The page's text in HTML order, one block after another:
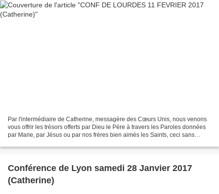
Par l'intermédiaire de Catherine, messagère des Cœurs Unis, nous venons
vous offrir les trésors offerts par Dieu le Père à travers les Paroles données
par Marie, par Jésus ou par nos frères bien aimés les Saints, ceci sans
Conférence de Lyon samedi 28 Janvier 2017
(Catherine)